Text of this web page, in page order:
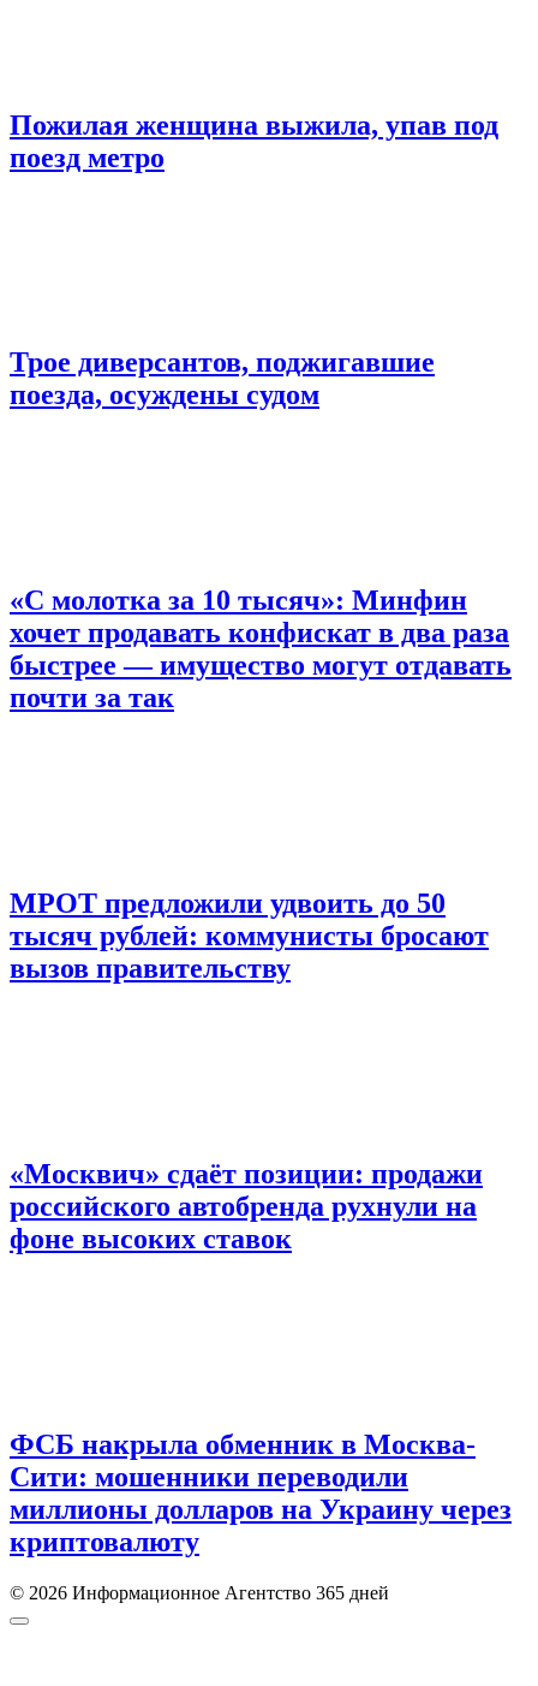
Пожилая женщина выжила, упав под
поезд метро
Трое диверсантов, поджигавшие
поезда, осуждены судом
«С молотка за 10 тысяч»: Минфин
хочет продавать конфискат в два раза
быстрее — имущество могут отдавать
почти за так
МРОТ предложили удвоить до 50
тысяч рублей: коммунисты бросают
вызов правительству
«Москвич» сдаёт позиции: продажи
российского автобренда рухнули на
фоне высоких ставок
ФСБ накрыла обменник в Москва-
Сити: мошенники переводили
миллионы долларов на Украину через
криптовалюту
© 2026 Информационное Агентство 365 дней